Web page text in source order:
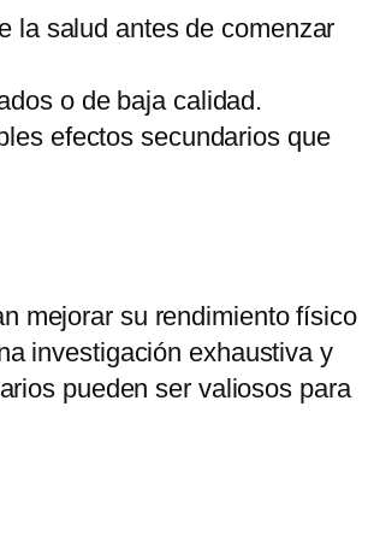
la salud antes de comenzar
o de baja calidad.
efectos secundarios que
mejorar su rendimiento físico
investigación exhaustiva y
pueden ser valiosos para